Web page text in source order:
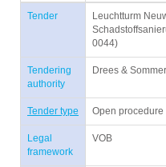
Tender
Leuchtturm
0044)
Tendering
authority
Drees &
Tender type Open procedure
Legal
framework
VOB